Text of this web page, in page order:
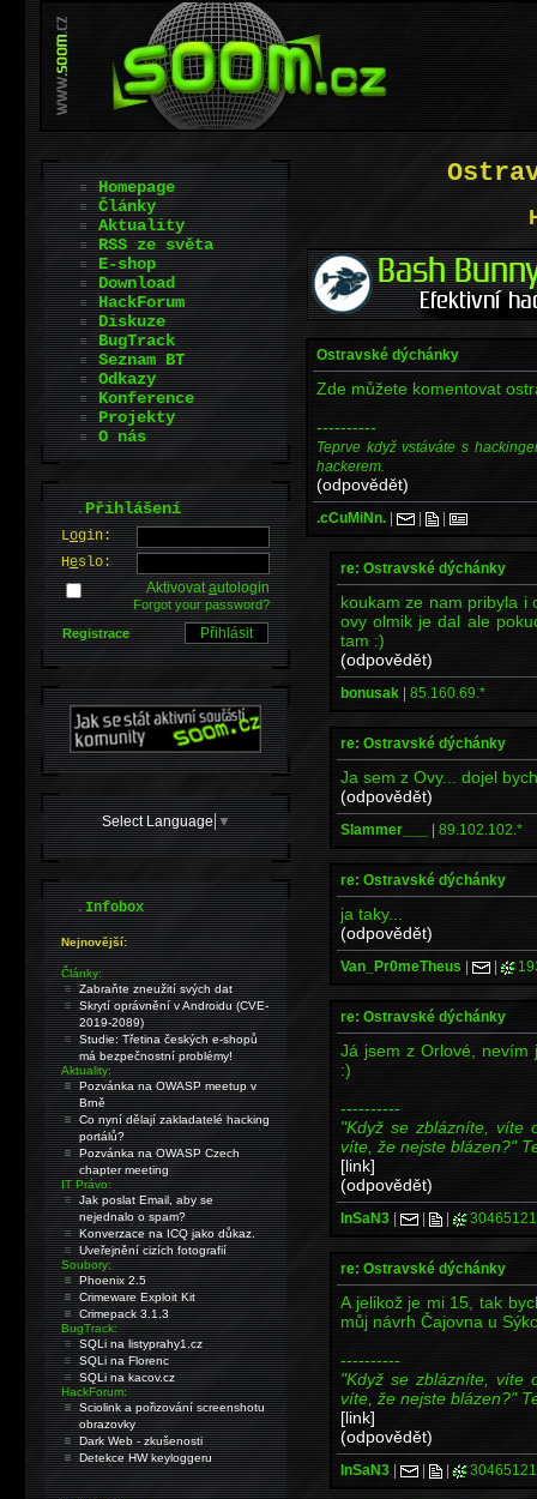
Ostravské dýchánky
Zde můžete komentovat
----------
Teprve když vstáváte s
hackerem.
(odpovědět)
.cCuMiNn. | | |
re: Ostravské dýchánky
koukam ze nam pribyla i
ovy olmik je dal ale
tam :)
(odpovědět)
bonusak | 85.160.69.*
re: Ostravské dýchánky
Ja sem z Ovy... dojel
(odpovědět)
Slammer___ | 89.102.102.*
re: Ostravské dýchánky
ja taky...
(odpovědět)
Van_Pr0meTheus | |
re: Ostravské dýchánky
Já jsem z Orlové, nevím
:)
----------
"Když se zblázníte, víte
víte, že nejste blázen?"
[link]
(odpovědět)
InSaN3 | | |
re: Ostravské dýchánky
A jelikož je mi 15, tak
můj návrh Čajovna u
----------
"Když se zblázníte, víte
víte, že nejste blázen?"
[link]
(odpovědět)
InSaN3 | | |
Homepage
Články
Aktuality
RSS ze světa
E-shop
Download
HackForum
Diskuze
BugTrack
Seznam BT
Odkazy
Konference
Projekty
O nás
.Přihlášení
Login:
Heslo:
Aktivovatautologin
Forgot your password?
Registrace
Select Language ▼
.Infobox
Nejnovější:
Články:
Zabraňte zneužití svých dat
Skrytí oprávnění v Androidu (CVE-
2019-2089)
Studie: Třetina českých e-shopů
má bezpečnostní problémy!
Aktuality:
Pozvánka na OWASP meetup v
Brně
Co nyní dělají zakladatelé hacking
portálů?
Pozvánka na OWASP Czech
chapter meeting
IT Právo:
Jak poslat Email, aby se
nejednalo o spam?
Konverzace na ICQ jako důkaz.
Uveřejnění cizích fotografií
Soubory:
Phoenix 2.5
Crimeware Exploit Kit
Crimepack 3.1.3
BugTrack:
SQLi na listyprahy1.cz
SQLi na Florenc
SQLi na kacov.cz
HackForum:
Sciolink a pořizování screenshotu
obrazovky
Dark Web - zkušenosti
Detekce HW keyloggeru